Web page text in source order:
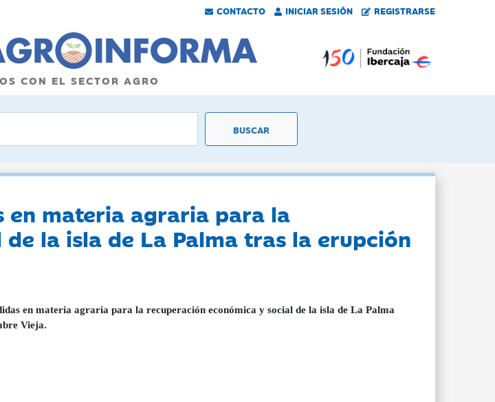
CONTACTO INICIAR SESIÓN REGISTRARSE
CON EL SECTOR AGRO
en materia agraria para la
la isla de La Palma tras la erupción
en materia agraria para la recuperación económica y social de la isla de La Palma
Vieja.